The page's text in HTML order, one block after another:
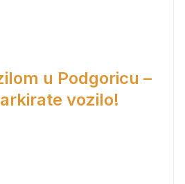
u Podgoricu –
vozilo!